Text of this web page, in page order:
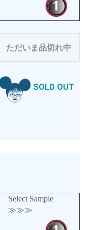
ただいま品切れ中
SOLD OUT
Select Sample
≫≫≫